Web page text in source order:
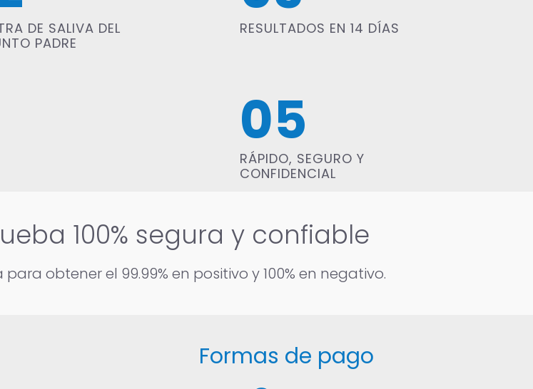
DE SALIVA DEL
PADRE
RESULTADOS EN 14 DÍAS
05
RÁPIDO, SEGURO Y
CONFIDENCIAL
100% segura y confiable
obtener el 99.99% en positivo y 100% en negativo.
Formas de pago